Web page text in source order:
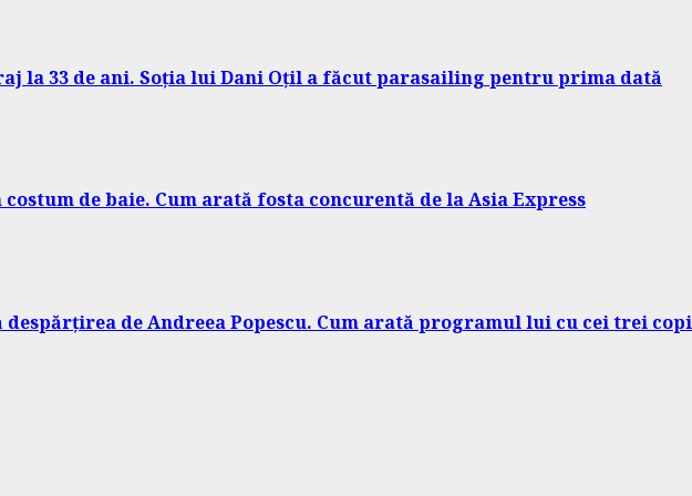
la 33 de ani. Soția lui Dani Oțil a făcut parasailing pentru prima dată
de baie. Cum arată fosta concurentă de la Asia Express
de Andreea Popescu. Cum arată programul lui cu cei trei